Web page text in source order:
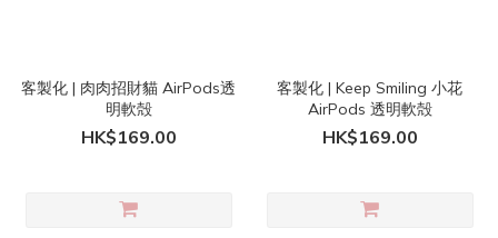
客製化 | 肉肉招財貓 AirPods透
明軟殻
HK$169.00
客製化 | Keep Smiling 小花
AirPods 透明軟殻
HK$169.00